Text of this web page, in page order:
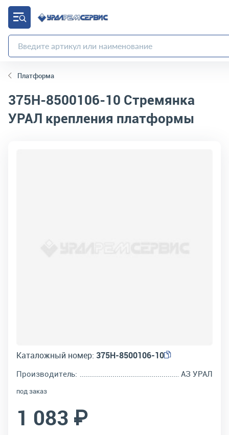
Платформа
375Н-8500106-10 Стремянка
УРАЛ крепления платформы
Каталожный номер: 375Н-8500106-10
Производитель: АЗ УРАЛ
под заказ
1 083 ₽